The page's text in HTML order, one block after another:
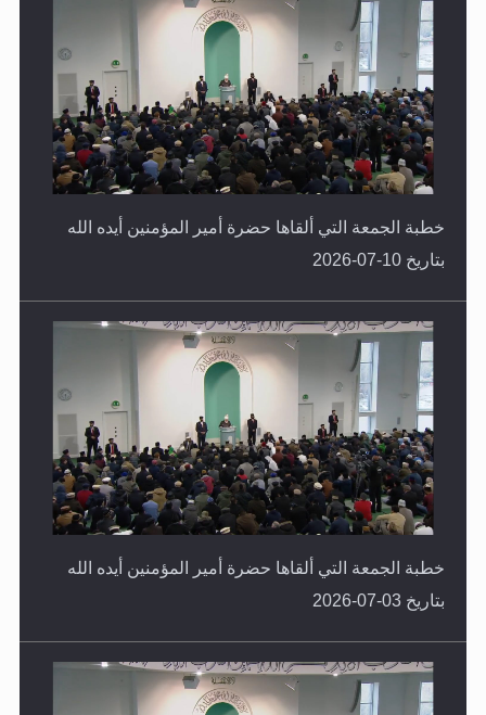
خطبة الجمعة التي ألقاها حضرة أمير المؤمنين أيده الله
بتاريخ 10-07-2026
خطبة الجمعة التي ألقاها حضرة أمير المؤمنين أيده الله
بتاريخ 03-07-2026